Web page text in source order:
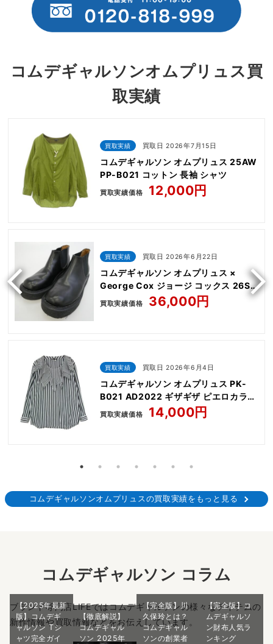
コムデギャルソンオムプリュス買
取実績
買取実績 買取日 2026年7月15日
コムデギャルソン オムプリュス 25AW
PP-B021 コットン 長袖 シャツ
買取実績価格 12,000円
買取実績 買取日 2026年6月22日
コムデギャルソン オムプリュス ×
George Cox ジョージ コックス 26SS
PQ-K102 Chelsea Boot
買取実績価格 36,000円
買取実績 買取日 2026年6月4日
コムデギャルソン オムプリュス PK-
B021 AD2022 ギザギザ ピエロカラー
ストライプ シャツ
買取実績価格 14,000円
コムデギャルソンオムプリュスの買取実績をもっと見る
コムデギャルソン コラム
ブランド専門店LIFEではコムデギャルソンの様々なアイテムの
新作情報や買取情報などをお伝えしています。
【2025年最新
版】コムデギ
ャルソン Tシ
ャツ完全ガイ
【徹底解説】
コムデギャル
ソン 2025年
【完全版】川
久保玲とは？
コムデギャル
ソンの創業者
【完全版】コ
ムデギャルソ
ン財布人気ラ
ンキング